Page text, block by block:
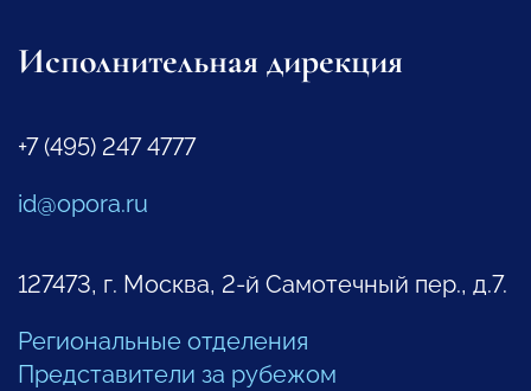
Исполнительная дирекция
+7 (495) 247 4777
id@opora.ru
127473, г. Москва, 2-й Самотечный пер., д.7.
Региональные отделения
Представители за рубежом